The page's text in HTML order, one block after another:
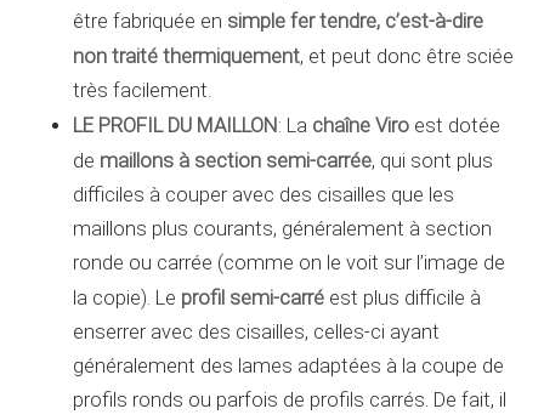
être fabriquée en simple fer tendre, c’est-à-dire
non traité thermiquement, et peut donc être sciée
très facilement.
LE PROFIL DU MAILLON: La chaîne Viro est dotée
de maillons à section semi-carrée, qui sont plus
difficiles à couper avec des cisailles que les
maillons plus courants, généralement à section
ronde ou carrée (comme on le voit sur l’image de
la copie). Le profil semi-carré est plus difficile à
enserrer avec des cisailles, celles-ci ayant
généralement des lames adaptées à la coupe de
profils ronds ou parfois de profils carrés. De fait, il